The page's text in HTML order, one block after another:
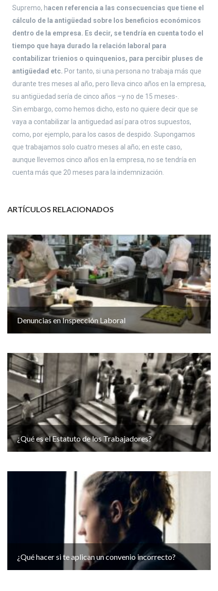
Supremo, hacen referencia a las consecuencias que tiene el
cálculo de la antigüedad sobre los beneficios económicos
dentro de la empresa. Es decir, se tendría en cuenta todo el
tiempo que haya durado la relación laboral para
contabilizar trienios o quinquenios, para percibir pluses de
antigüedad etc. Por tanto, si una persona no trabaja más que
durante tres meses al año, pero lleva cinco años en la empresa,
su antigüedad sería de cinco años –y no de 15 meses-.
Sin embargo, como hemos dicho, esto no quiere decir que se
vaya a contabilizar la antiguedad así para otros supuestos,
como, por ejemplo, para los casos de despido. Supongamos
que trabajamos solo cuatro meses al año; en este caso,
aunque llevemos cinco años en la empresa, no se tendría en
cuenta más que 20 meses para la indemnización.
ARTÍCULOS RELACIONADOS
Denuncias en Inspección Laboral
¿Qué es el Estatuto de los Trabajadores?
¿Qué hacer si te aplican un convenio incorrecto?